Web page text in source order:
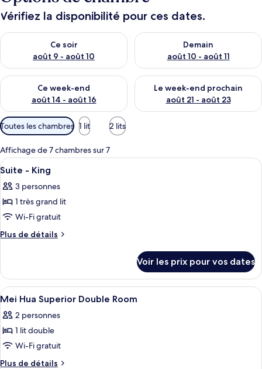
Vérifiez la disponibilité pour ces dates.
Ce soir
août 9 - août 10
Vérifier la disponibilité pour ce soir août 9 - août 10
Demain
août 10 - août 11
Vérifier la disponibilité pour
Ce week-end
août 14 - août 16
Vérifier la disponibilité pour ce week-end août 14 - août 16
Le week-end prochain
août 21 - août 23
Vérifier la disponibilité pour
Filtres
disponibles
pour
les
chambres
Toutes les chambres 1 lit 2 lits
Affichage de 7 chambres sur 7
Afficher
toutes
les
photos
pour
ce
chambre :
Suite
-
King
Une chambre d’hôtel avec un
8
Suite - King
3 personnes
1 très grand lit
Wi-Fi gratuit
Plus de détails
Plus
le
type
de
Suite
-
Voir les prix pour vos dates
Afficher
toutes
les
photos
pour
ce
1 chambre, literie de qualité supérieure
2
Mei Hua Superior Double Room
2 personnes
1 lit double
Wi-Fi gratuit
Plus de détails
Plus